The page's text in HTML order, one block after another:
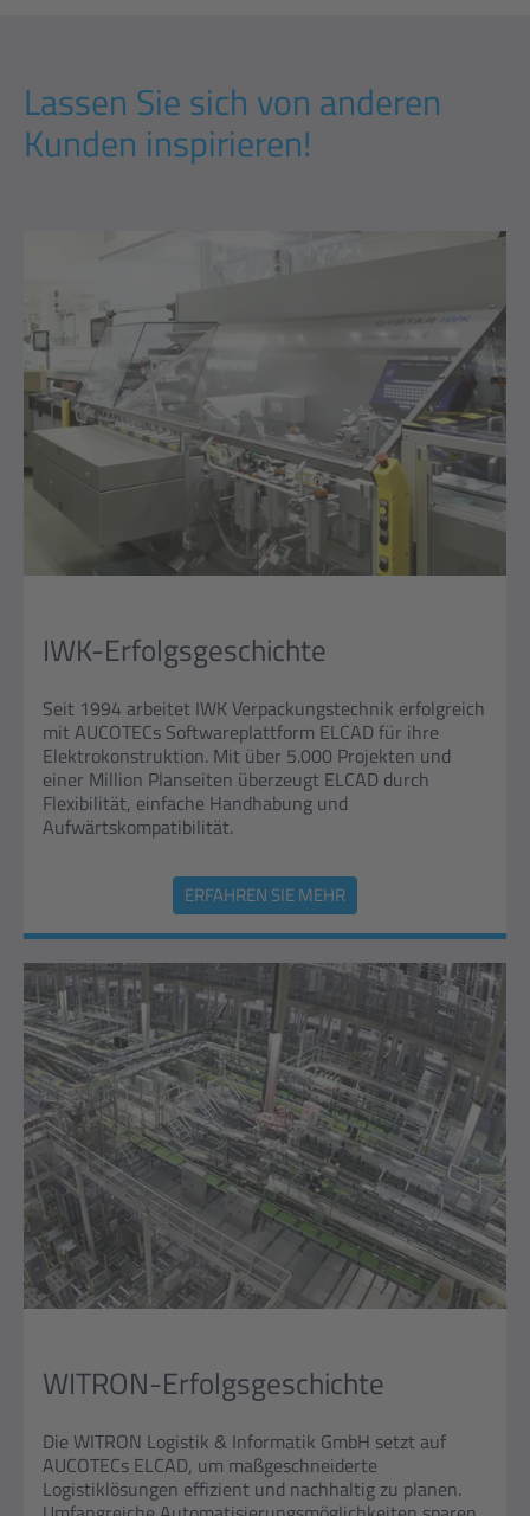
Lassen Sie sich von anderen
Kunden inspirieren!
IWK-Erfolgsgeschichte
Seit 1994 arbeitet IWK Verpackungstechnik erfolgreich
mit AUCOTECs Softwareplattform ELCAD für ihre
Elektrokonstruktion. Mit über 5.000 Projekten und
einer Million Planseiten überzeugt ELCAD durch
Flexibilität, einfache Handhabung und
Aufwärtskompatibilität.
ERFAHREN SIE MEHR
WITRON-Erfolgsgeschichte
Die WITRON Logistik & Informatik GmbH setzt auf
AUCOTECs ELCAD, um maßgeschneiderte
Logistiklösungen effizient und nachhaltig zu planen.